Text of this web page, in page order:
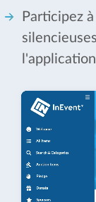
Participez